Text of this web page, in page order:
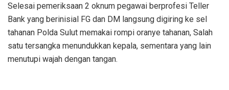
Selesai pemeriksaan 2 oknum pegawai berprofesi Teller
Bank yang berinisial FG dan DM langsung digiring ke sel
tahanan Polda Sulut memakai rompi oranye tahanan, Salah
satu tersangka menundukkan kepala, sementara yang lain
menutupi wajah dengan tangan.